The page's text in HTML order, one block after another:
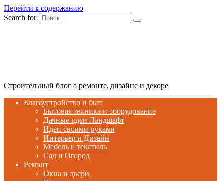
Перейти к содержанию
Search for:
Строительный блог о ремонте, дизайне и декоре
Благоустройство и быт
Бытовая техника и оборудование
Дачные идеи Ландшафт
Идеи своими руками
Интерьер и Дизайн
Мебель и текстиль
Сад и Огород
Ремонт
Окна и двери